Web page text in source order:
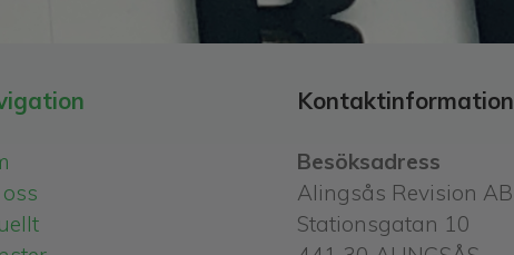
Kontaktinformation
Besöksadress
Alingsås Revision AB
Stationsgatan 10